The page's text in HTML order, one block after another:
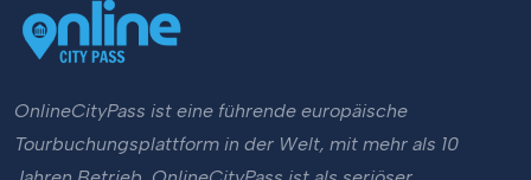
OnlineCityPass ist eine führende europäische
Tourbuchungsplattform in der Welt, mit mehr als 10